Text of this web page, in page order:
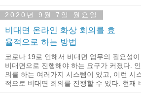
2020년 9월 7일 월요일
비대면 온라인 화상 회의를 효
율적으로 하는 방법
코로나 19로 인해서 비대면 업무의 필요성
비대면으로 진행해야 하는 요구가 커졌다.
의를 하는 여러가지 시스템이 있고, 이런 시
적으로 비대면 회의를 진행할 수 있다. 현재